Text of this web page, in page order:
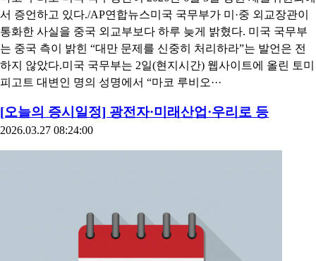
서 증언하고 있다./AP연합뉴스미국 국무부가 미·중 외교장관이
통화한 사실을 중국 외교부보다 하루 늦게 밝혔다. 미국 국무부
는 중국 측이 밝힌 “대만 문제를 신중히 처리하라”는 발언은 전
하지 않았다.미국 국무부는 2일(현지시간) 웹사이트에 올린 토미
피고트 대변인 명의 성명에서 “마코 루비오···
[오늘의 증시일정] 광전자·미래산업·우리로 등
2026.03.27 08:24:00